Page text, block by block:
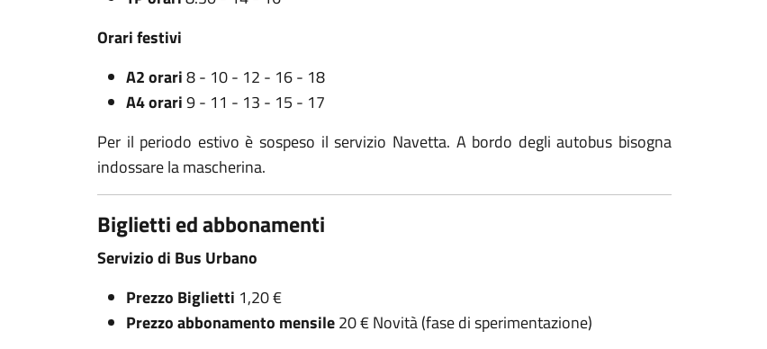
Orari festivi
A2 orari8 - 10 - 12 - 16 - 18
A4 orari9 - 11 - 13 - 15 - 17
Per il periodo estivo è sospeso il servizio Navetta. A bordo degli autobus bisogna
indossare la mascherina.
Biglietti ed abbonamenti
Servizio di Bus Urbano
Prezzo Biglietti 1,20 €
Prezzo abbonamento mensile20 € Novità (fase di sperimentazione)